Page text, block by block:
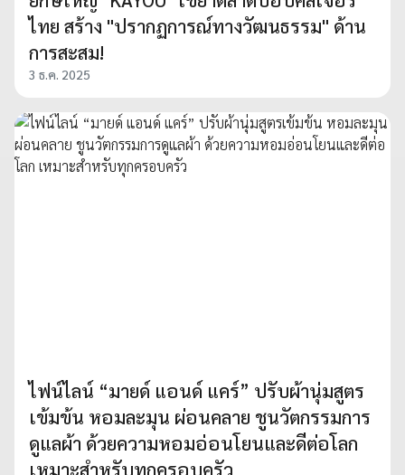
ไทย สร้าง "ปรากฏการณ์ทางวัฒนธรรม" ด้าน
การสะสม!
3 ธ.ค. 2025
ไฟน์ไลน์ “มายด์ แอนด์ แคร์” ปรับผ้านุ่มสูตร
เข้มข้น หอมละมุน ผ่อนคลาย ชูนวัตกรรมการ
ดูแลผ้า ด้วยความหอมอ่อนโยนและดีต่อโลก
เหมาะสำหรับทุกครอบครัว